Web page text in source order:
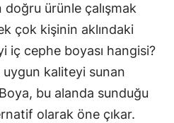
ürünle çalışmak
çok kişinin aklındaki
iç cephe boyası hangisi?
kaliteyi sunan
bu alanda sunduğu
olarak öne çıkar.